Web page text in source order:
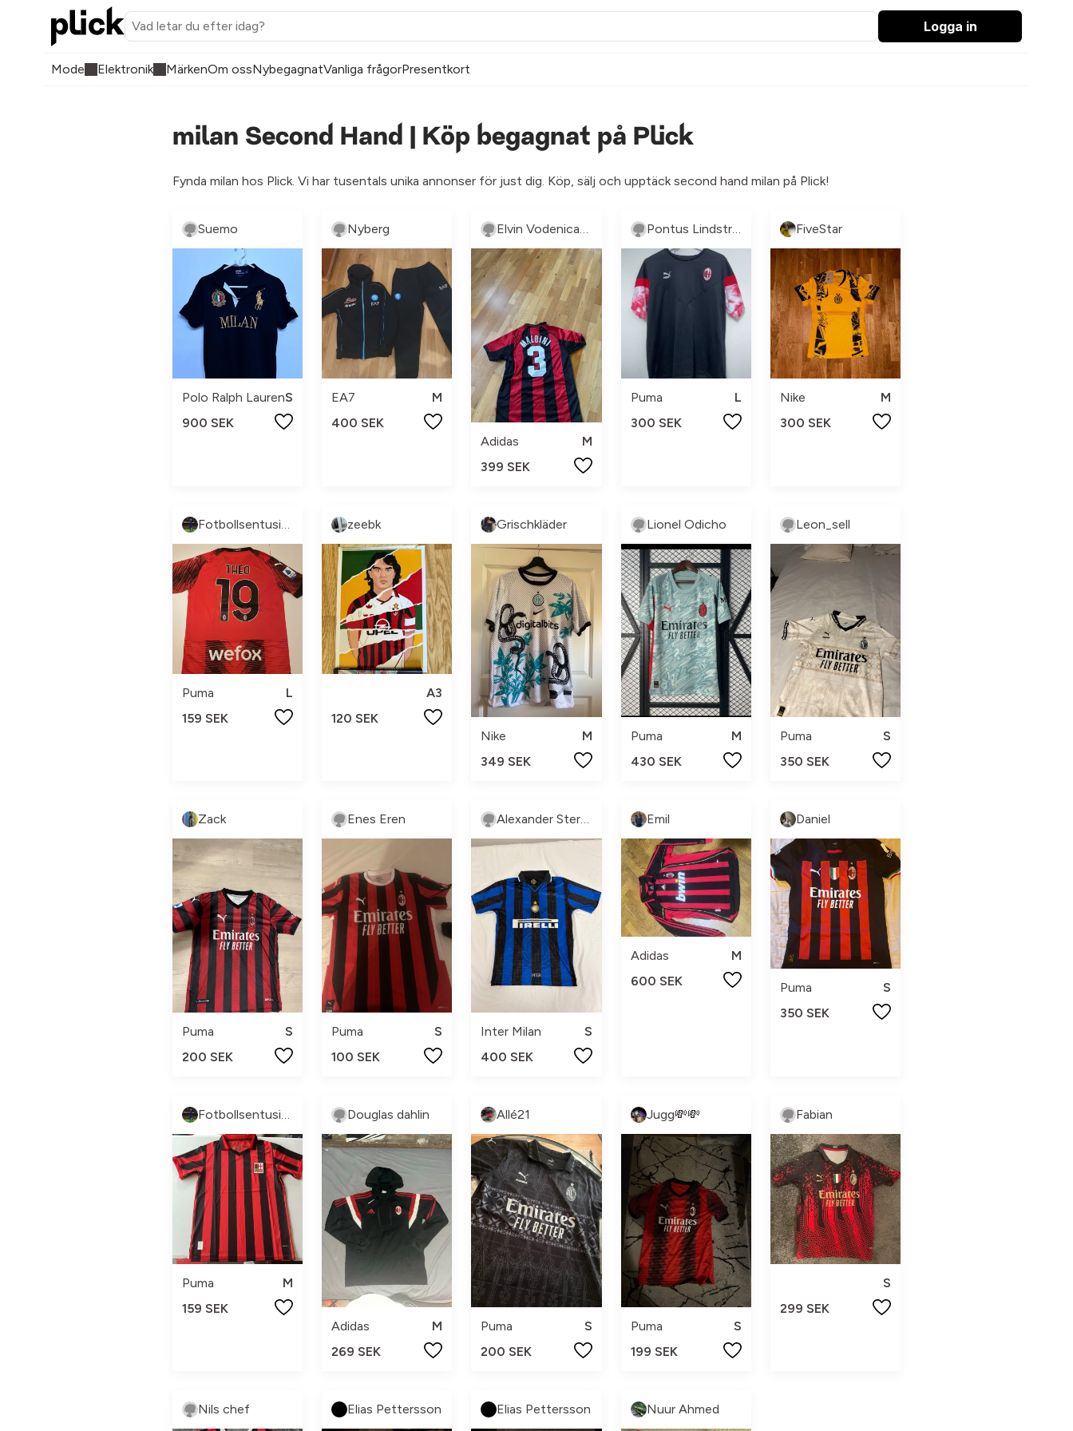
Logga in
Mode Elektronik MärkenOm ossNybegagnatVanliga frågorPresentkort
milan Second Hand | Köp begagnat på Plick
Fynda milan hos Plick. Vi har tusentals unika annonser för just dig. Köp, sälj och upptäck second hand milan på Plick!
Suemo
Polo Ralph LaurenS
900 SEK
Nyberg
EA7
M
400 SEK
Elvin Vodenicarevic
Adidas
M
399 SEK
Pontus Lindström
Puma
L
300 SEK
FiveStar
Nike
M
300 SEK
Puma
L
159 SEK
zeebk
A3
120 SEK
Grischkläder
Nike
M
349 SEK
Lionel Odicho
Puma
M
430 SEK
Leon_sell
Puma
S
350 SEK
Zack
Puma
S
200 SEK
Enes Eren
Puma
S
100 SEK
Alexander Stergiou
Inter Milan
S
400 SEK
Emil
Adidas
M
600 SEK
Daniel
Puma
S
350 SEK
Puma
M
159 SEK
Douglas dahlin
Adidas
M
269 SEK
Allé21
Puma
S
200 SEK
Jugg💸💸
Puma
S
199 SEK
Fabian
S
299 SEK
Nils chef Elias Pettersson Elias Pettersson Nuur Ahmed